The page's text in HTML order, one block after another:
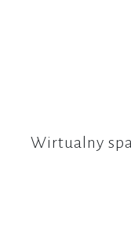
Wirtualny